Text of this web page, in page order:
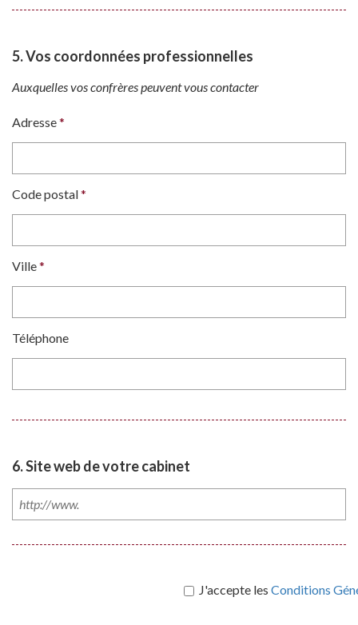
5. Vos coordonnées professionnelles
Auxquelles vos confrères peuvent vous contacter
Adresse*
Code postal*
Ville*
Téléphone
6. Site web de votre cabinet
J'accepte les Conditions